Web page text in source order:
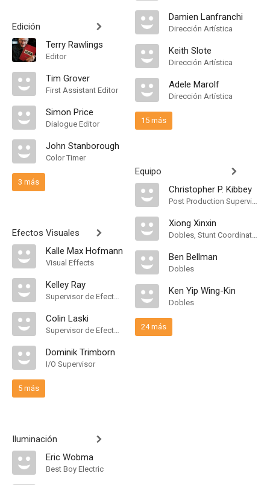
Edición
Terry Rawlings
Editor
Tim Grover
First Assistant Editor
Simon Price
Dialogue Editor
John Stanborough
Color Timer
3 más
Efectos Visuales
Kalle Max Hofmann
Visual Effects
Kelley Ray
Supervisor de Efectos Visuales
Colin Laski
Supervisor de Efectos Visuales
Dominik Trimborn
I/O Supervisor
5 más
Iluminación
Eric Wobma
Best Boy Electric
Damien Lanfranchi
Dirección Artística
Keith Slote
Dirección Artística
Adele Marolf
Dirección Artística
15 más
Equipo
Christopher P. Kibbey
Post Production Supervisor
Xiong Xinxin
Dobles, Stunt Coordinator, Martial Arts Choreographer
Ben Bellman
Dobles
Ken Yip Wing-Kin
Dobles
24 más